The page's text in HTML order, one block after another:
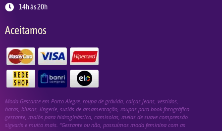
14h às 20h
Aceitamos
Moda Gestante em Porto Alegre, roupa de grávida, calças jeans, vestidos,
batas, blusas, lingerie, sutiãs de amamentação, roupas para book fotográfico
gestante, maiôs para hidroginástica, camisolas, meias de suave compressão
sigvaris e muito mais. “Gestante ou não, possuímos moda feminina com as